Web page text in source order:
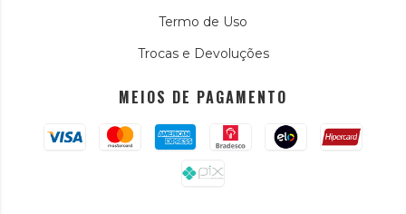
Termo de Uso
Trocas e Devoluções
MEIOS DE PAGAMENTO